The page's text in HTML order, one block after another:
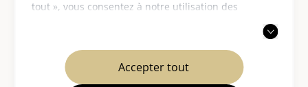
tout », vous consentez à notre utilisation des
d'informations, veuillez consulter notrepolitique
de confidentialité
Accepter tout